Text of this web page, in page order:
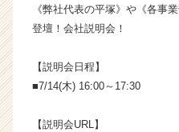
e
《弊社代表の平塚》や《各事
登壇！会社説明会！
【説明会日程】
■7/14(木) 16:00～17:30
【説明会URL】